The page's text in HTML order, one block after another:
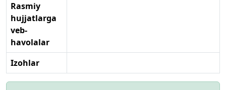
Rasmiy
hujjatlarga
veb-
havolalar
Izohlar